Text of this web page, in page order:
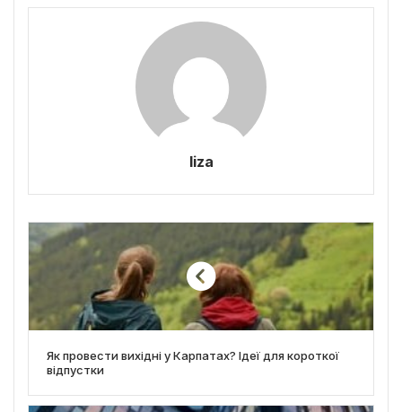
liza
Як провести вихідні у Карпатах? Ідеї для короткої
відпустки